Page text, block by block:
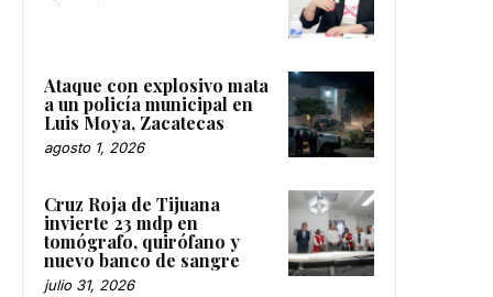
Ataque con explosivo mata
a un policía municipal en
Luis Moya, Zacatecas
agosto 1, 2026
Cruz Roja de Tijuana
invierte 23 mdp en
tomógrafo, quirófano y
nuevo banco de sangre
julio 31, 2026